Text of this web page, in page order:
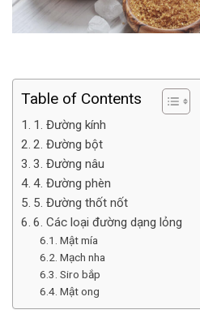
Table of Contents
1. Đường kính
2. Đường bột
3. Đường nâu
4. Đường phèn
5. Đường thốt nốt
6. Các loại đường dạng lỏng
Mật mía
Mạch nha
Siro bắp
Mật ong